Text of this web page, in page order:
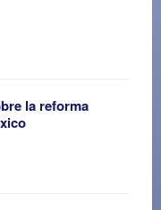
la reforma